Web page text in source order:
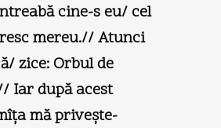
cine-s eu/ cel
mereu.// Atunci
zice: Orbul de
Iar după acest
mă priveşte-